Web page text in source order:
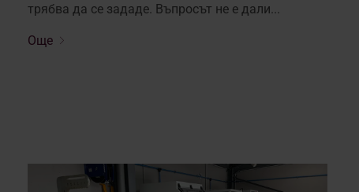
трябва да се зададе. Въпросът не е дали...
Още